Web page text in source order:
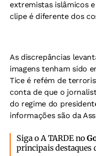
extremistas islâmicos
clipe é diferente dos
As discrepâncias
imagens tenham sido
Tice é refém de
conta de que o
do regime do
informações são da
Siga o A TARDE no
principais destaques